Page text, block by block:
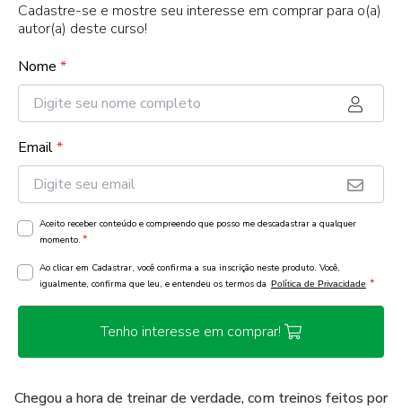
Cadastre-se e mostre seu interesse em comprar para o(a)
autor(a) deste curso!
Nome *
Email*
Aceito receber conteúdo e compreendo que posso me descadastrar a qualquer
momento. *
Ao clicar em Cadastrar, você confirma a sua inscrição neste produto. Você,
igualmente, confirma que leu, e entendeu os termos da Política de Privacidade *
Tenho interesse em comprar!
Chegou a hora de treinar de verdade, com treinos feitos por